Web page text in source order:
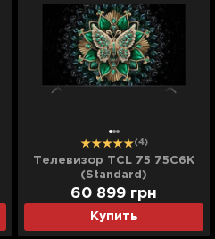
(4)
Телевизор TCL 75 75C6K
(Standard)
Купить
60 899 грн